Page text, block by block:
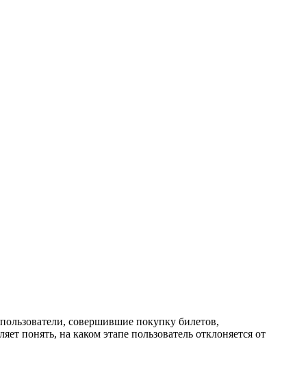
совершившие покупку билетов,
понять, на каком этапе пользователь отклоняется от